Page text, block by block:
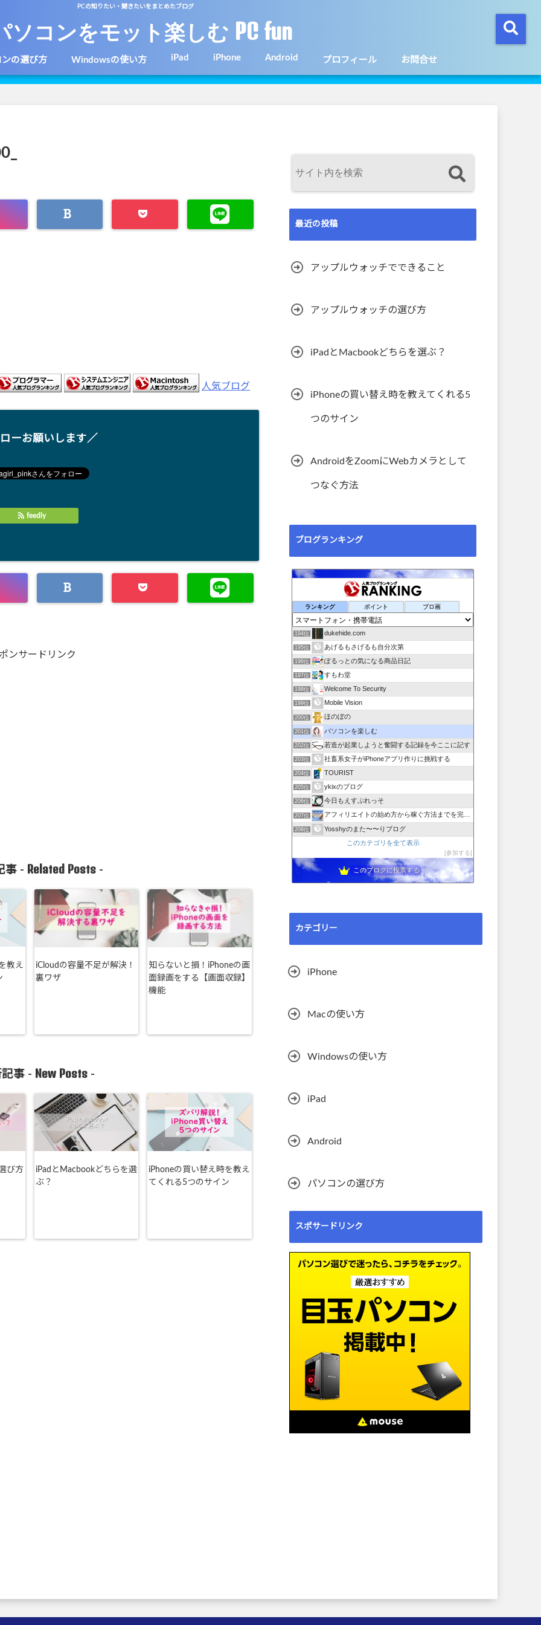
PCの知りたい・聞きたいをまとめたブログ
ソコンをモット楽しむ PC fun
の選び方 Windowsの使い方 iPad iPhone Android プロフィール お問合せ
人気ブログ
ーお願いします／
feedly
ンサードリンク
事 - Related Posts-
教え
iCloudの容量不足が解決！
裏ワザ
知らないと損！iPhoneの画
面録画をする【画面収録】
機能
事 - New Posts -
び方
iPadとMacbookどちらを選
ぶ？
iPhoneの買い替え時を教え
てくれる5つのサイン
最近の投稿
アップルウォッチでできること
アップルウォッチの選び方
iPadとMacbookどちらを選ぶ？
iPhoneの買い替え時を教えてくれる5
つのサイン
AndroidをZoomにWebカメラとして
つなぐ方法
ブログランキング
ランキング ポイント ブロ画
194位 dukehide.com
195位 あげるもさげるも自分次第
196位 ぽるっとの気になる商品日記
197位 すもわ堂
198位 Welcome To Security
199位 Mobile Vision
200位 ほのぼの
201位 パソコンを楽しむ
202位 若造が起業しようと奮闘する記録を今ここに記す
203位 社畜系女子がiPhoneアプリ作りに挑戦する
204位 TOURIST
205位 ykixのブログ
206位 今日もえすぷれっそ
207位 アフィリエイトの始め方から稼ぐ方法までを完全解説
208位
Yosshyのまた〜〜りブログ
このカテゴリを全て表示
参加する
このブログに投票する
カテゴリー
iPhone
Macの使い方
Windowsの使い方
iPad
Android
パソコンの選び方
スポサードリンク